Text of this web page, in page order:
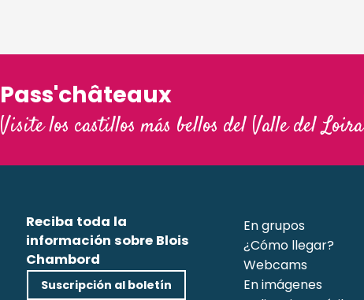
Pass'châteaux
Visite los castillos más bellos del Valle del Loira
Reciba toda la
información sobre Blois
Chambord
Suscripción al boletín
En grupos
¿Cómo llegar?
Webcams
En imágenes